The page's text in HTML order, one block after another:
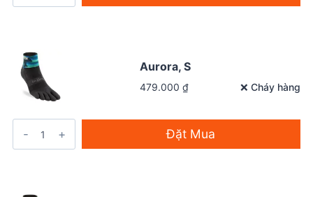
Aurora, S
479.000 ₫ ❌ Cháy hàng
Đặt Mua